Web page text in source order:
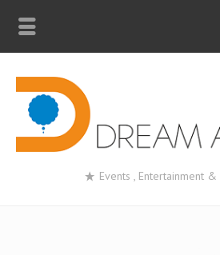
Events , Entertainment